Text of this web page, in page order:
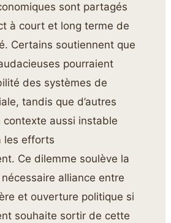
sont partagés
à court et long terme de
Certains soutiennent que
pourraient
des systèmes de
tandis que d’autres
contexte aussi instable
les efforts
Ce dilemme soulève la
alliance entre
et ouverture politique si
souhaite sortir de cette